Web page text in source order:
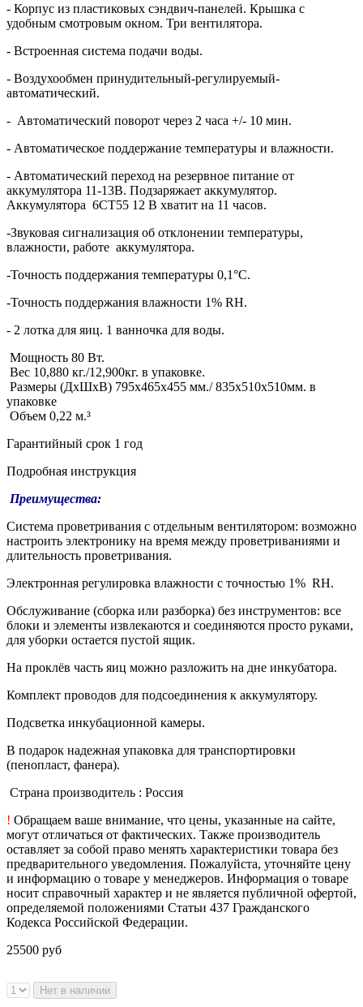
- Корпус из пластиковых сэндвич-панелей. Крышка с
удобным смотровым окном. Три вентилятора.
- Встроенная система подачи воды.
- Воздухообмен принудительный-регулируемый-
автоматический.
- Автоматический поворот через 2 часа +/- 10 мин.
- Автоматическое поддержание температуры и влажности.
- Автоматический переход на резервное питание от
аккумулятора 11-13В. Подзаряжает аккумулятор.
Аккумулятора 6СТ55 12 В хватит на 11 часов.
-Звуковая сигнализация об отклонении температуры,
влажности, работе аккумулятора.
-Точность поддержания температуры 0,1°С.
-Точность поддержания влажности 1% RH.
- 2 лотка для яиц. 1 ванночка для воды.
Мощность 80 Вт.
Вес 10,880 кг./12,900кг. в упаковке.
Размеры (ДхШхВ) 795х465х455 мм./ 835х510х510мм. в
упаковке
Объем 0,22 м.³
Гарантийный срок 1 год
Подробная инструкция
Преимущества:
Система проветривания с отдельным вентилятором: возможно
настроить электронику на время между проветриваниями и
длительность проветривания.
Электронная регулировка влажности с точностью 1% RH.
Обслуживание (сборка или разборка) без инструментов: все
блоки и элементы извлекаются и соединяются просто руками,
для уборки остается пустой ящик.
На проклёв часть яиц можно разложить на дне инкубатора.
Комплект проводов для подсоединения к аккумулятору.
Подсветка инкубационной камеры.
В подарок надежная упаковка для транспортировки
(пенопласт, фанера).
Страна производитель : Россия
! Обращаем ваше внимание, что цены, указанные на сайте,
могут отличаться от фактических. Также производитель
оставляет за собой право менять характеристики товара без
предварительного уведомления. Пожалуйста, уточняйте цену
и информацию о товаре у менеджеров. Информация о товаре
носит справочный характер и не является публичной офертой,
определяемой положениями Статьи 437 Гражданского
Кодекса Российской Федерации.
25500 руб